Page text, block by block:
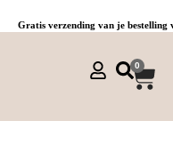
Gratis verzending van je bestelling
0